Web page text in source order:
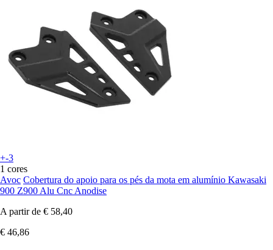
+-3
1 cores
Avoc Cobertura do apoio para os pés da mota em alumínio Kawasaki
900 Z900 Alu Cnc Anodise
A partir de € 58,40
€ 46,86